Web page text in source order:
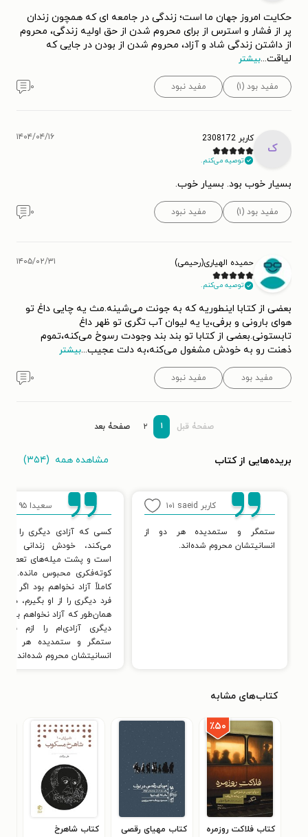
حکایت امروز جهان ما است؛ زندگی در جامعه ای که همچون زندان
پر از فشار و استرس از برای محروم شدن از حق اولیه زندگی، محروم
از داشتن زندگی شاد و آزاد، محروم شدن از بودن در جایی که
لیاقت...بیشتر
مفید بود (۱) مفید نبود ۰
ک
کاربر 2308172
توصیه می‌کنم.
۱۴۰۴/۰۴/۱۶
بسیار خوب بود. بسیار خوب.
مفید بود (۱) مفید نبود ۰
حمیده الهیاری(رحیمی)
توصیه می‌کنم.
۱۴۰۵/۰۲/۳۱
بعضی از کتابا اینطوریه که به جونت می‌شینه.مث یه چایی داغ تو
هوای بارونی و برفی،یا یه لیوان آب تگری تو ظهر داغ
تابستونی.بعضی از کتابا تو بند بند وجودت رسوخ می‌کنه،تموم
ذهنت رو به خودش مشغول می‌کنه،به دلت عجیب...بیشتر
مفید بود مفید نبود ۰
صفحۀ قبل ۱ ۲ صفحۀ بعد
بریده‌هایی از کتاب مشاهده همه (۳۵۴)
کاربر saeid ۱۰۱
ستمگر و ستمدیده هر دو از
انسانیتشان محروم شده‌اند.
سعیدا ۹۵
کسی که آزادی دیگری را
می‌کند، خودش زندانی
است و پشت میله‌های تعصب
کوته‌فکری محبوس مانده.
کاملاً آزاد نخواهم بود اگر
فرد دیگری را از او بگیرم،
همان‌طور که آزاد نخواهم بود
دیگری آزادی‌ام را ازم
ستمگر و ستمدیده هر دو
انسانیتشان محروم شده‌اند.
کتاب‌های مشابه
٪۵۰
کتاب فلاکت روزمره
کتاب مهیای رقصی
کتاب شاهرخ